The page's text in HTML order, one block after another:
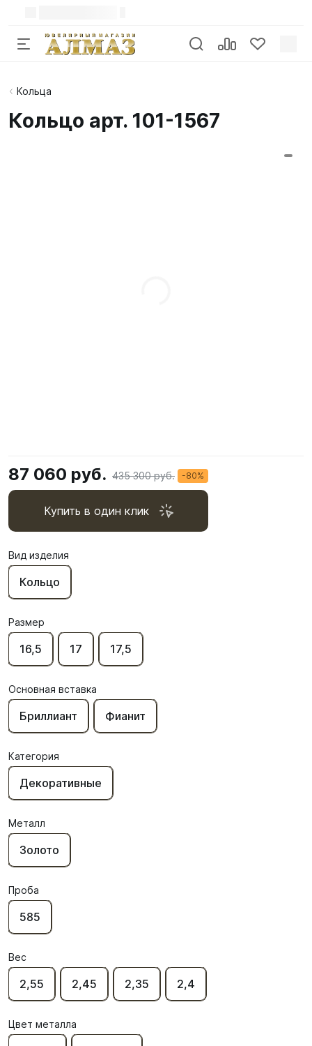
Кольца
Кольцо арт. 101-1567
87 060 руб. 435 300 руб. -80%
Купить в один клик
Вид изделия
Кольцо
Размер
16,5 17 17,5
Основная вставка
Бриллиант Фианит
Категория
Декоративные
Металл
Золото
Проба
585
Вес
2,55 2,45 2,35 2,4
Цвет металла